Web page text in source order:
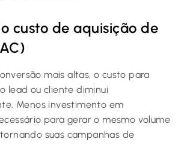
custo de aquisição de
mais altas, o custo para
lead ou cliente diminui
Menos investimento em
para gerar o mesmo volume
suas campanhas de